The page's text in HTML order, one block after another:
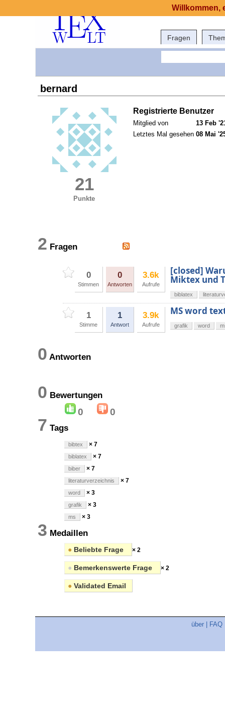
Fragen
bernard
21
Punkte
Registrierte Benutzer
Mitglied von
13 Feb
Letztes Mal gesehen 08 Mai
2 Fragen
0
Stimmen
0
Antworten
3.6k
Aufrufe
[closed]
Miktex und
biblatex
1
Stimme
1
Antwort
3.9k
Aufrufe
MS word
grafik word
0 Antworten
0 Bewertungen
0 0
7 Tags
bibtex × 7
biblatex × 7
biber × 7
literaturverzeichnis × 7
word × 3
grafik × 3
ms × 3
3 Medaillen
● Beliebte Frage × 2
● Bemerkenswerte Frage × 2
● Validated Email
über FAQ
Willkommen,